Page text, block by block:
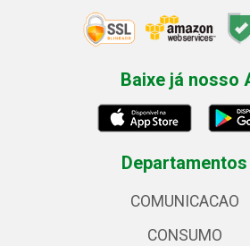
Baixe já nosso
Departamentos
COMUNICACAO
CONSUMO